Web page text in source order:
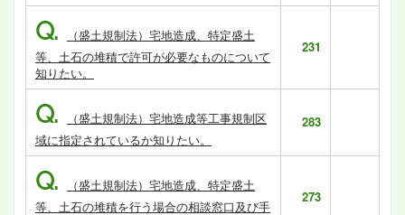
Q.
（盛土規制法）宅地造成、特定盛土
等、土石の堆積で許可が必要なものについて
知りたい。
231
Q.
（盛土規制法）宅地造成等工事規制区
域に指定されているか知りたい。
283
Q.
（盛土規制法）宅地造成、特定盛土
等、土石の堆積を行う場合の相談窓口及び手
273